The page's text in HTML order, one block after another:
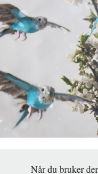
Når du bruker